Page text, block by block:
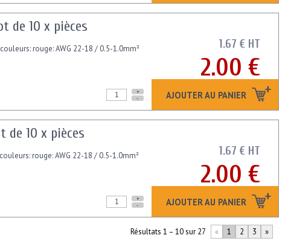
1.67 € HT
2.00 €
AJOUTER AU PANIER
de 10 x pièces
rouge: AWG 22-18 / 0.5-1.0mm²
+
-
1.67 € HT
2.00 €
AJOUTER AU PANIER
de 10 x pièces
rouge: AWG 22-18 / 0.5-1.0mm²
+
-
Résultats 1 – 10 sur 27 « 1 2 3 »